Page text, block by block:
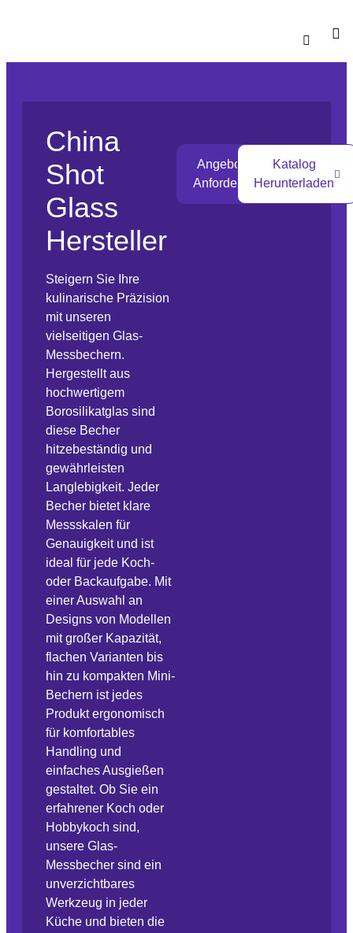
China
Shot
Glass
Hersteller
Steigern Sie Ihre
kulinarische Präzision
mit unseren
vielseitigen Glas-
Messbechern.
Hergestellt aus
hochwertigem
Borosilikatglas sind
diese Becher
hitzebeständig und
gewährleisten
Langlebigkeit. Jeder
Becher bietet klare
Messskalen für
Genauigkeit und ist
ideal für jede Koch-
oder Backaufgabe. Mit
einer Auswahl an
Designs von Modellen
mit großer Kapazität,
flachen Varianten bis
hin zu kompakten Mini-
Bechern ist jedes
Produkt ergonomisch
für komfortables
Handling und
einfaches Ausgießen
gestaltet. Ob Sie ein
erfahrener Koch oder
Hobbykoch sind,
unsere Glas-
Messbecher sind ein
unverzichtbares
Werkzeug in jeder
Küche und bieten die
Angebot
Anfordern
Katalog
Herunterladen